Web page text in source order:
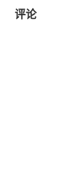
评论